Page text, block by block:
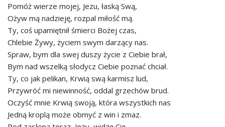
Pomóż wierze mojej, Jezu, łaską Swą,
Ożyw mą nadzieję, rozpal miłość mą.
Ty, coś upamiętnił śmierci Bożej czas,
Chlebie Żywy, życiem swym darzący nas.
Spraw, bym dla swej duszy życie z Ciebie brał,
Bym nad wszelką słodycz Ciebie poznać chciał.
Ty, co jak pelikan, Krwią swą karmisz lud,
Przywróć mi niewinność, oddal grzechów brud.
Oczyść mnie Krwią swoją, która wszystkich nas
Jedną kroplą może obmyć z win i zmaz.